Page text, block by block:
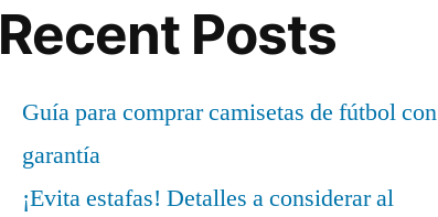
Recent Posts
Guía para comprar camisetas de fútbol con
garantía
¡Evita estafas! Detalles a considerar al